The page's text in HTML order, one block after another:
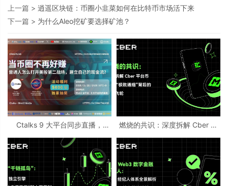
上一篇 > 逍遥区块链：币圈小韭菜如何在比特币市场活下来
下一篇 > 为什么Aleo挖矿要选择矿池？
Ctalks 9 大平台同步直播，
问即将开启
燃烧的共识：深度拆解 Cber 平
飞轮